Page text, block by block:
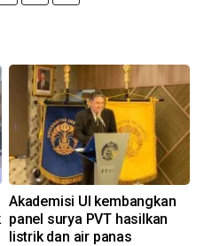
Akademisi UI kembangkan
panel surya PVT hasilkan
listrik dan air panas